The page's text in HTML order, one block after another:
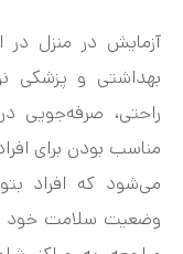
بهداشتی و پزشکی
راحتی، صرفه‌جویی
مناسب بودن برای
می‌شود که افراد
وضعیت سلامت خود